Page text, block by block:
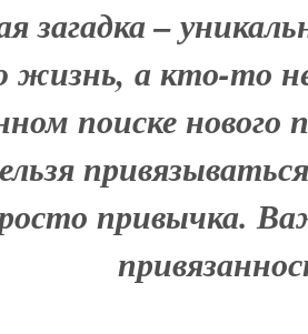
загадка –
а кто-то
поиске
привычка.